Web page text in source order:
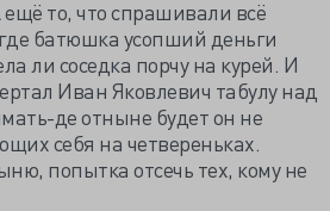
то, что спрашивали всё
батюшка усопший деньги
ли соседка порчу на курей. И
Иван Яковлевич табулу над
де отныне будет он не
себя на четвереньках.
попытка отсечь тех, кому не